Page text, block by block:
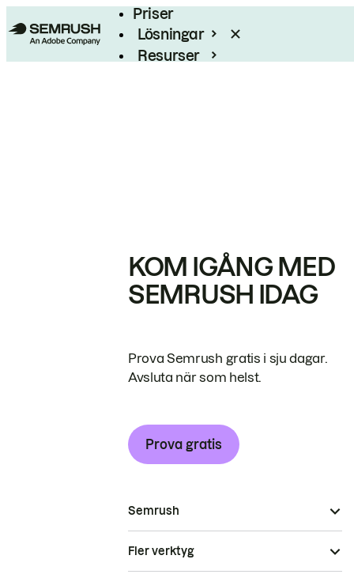
Priser
Lösningar
Resurser
KOM IGÅNG MED
SEMRUSH IDAG
Prova Semrush gratis i sju dagar.
Avsluta när som helst.
Prova gratis
Semrush
Fler verktyg